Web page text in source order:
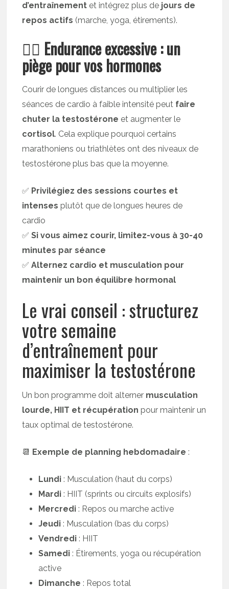
d’entraînement et intégrez plus de jours de
repos actifs (marche, yoga, étirements).
🏃‍♂️ Endurance excessive : un
piège pour vos hormones
Courir de longues distances ou multiplier les
séances de cardio à faible intensité peut faire
chuter la testostérone et augmenter le
cortisol. Cela explique pourquoi certains
marathoniens ou triathlètes ont des niveaux de
testostérone plus bas que la moyenne.
✅ Privilégiez des sessions courtes et
intenses plutôt que de longues heures de
cardio
✅Si vous aimez courir, limitez-vous à 30-40
minutes par séance
✅Alternez cardio et musculation pour
maintenir un bon équilibre hormonal
Le vrai conseil : structurez
votre semaine
d’entraînement pour
maximiser la testostérone
Un bon programme doit alterner musculation
lourde, HIIT et récupération pour maintenir un
taux optimal de testostérone.
📆 Exemple de planning hebdomadaire :
Lundi : Musculation (haut du corps)
Mardi : HIIT (sprints ou circuits explosifs)
Mercredi : Repos ou marche active
Jeudi : Musculation (bas du corps)
Vendredi : HIIT
Samedi : Étirements, yoga ou récupération
active
Dimanche : Repos total